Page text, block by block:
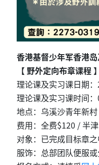
香港基督少年军香港
【 野外定向布章课程 】
理论课及实习课日期
理论课及实习课时间：
地点：乌溪沙青年新村
费用：全费$120 / 半
对象：已完成目标章
服饰：总部团队便服